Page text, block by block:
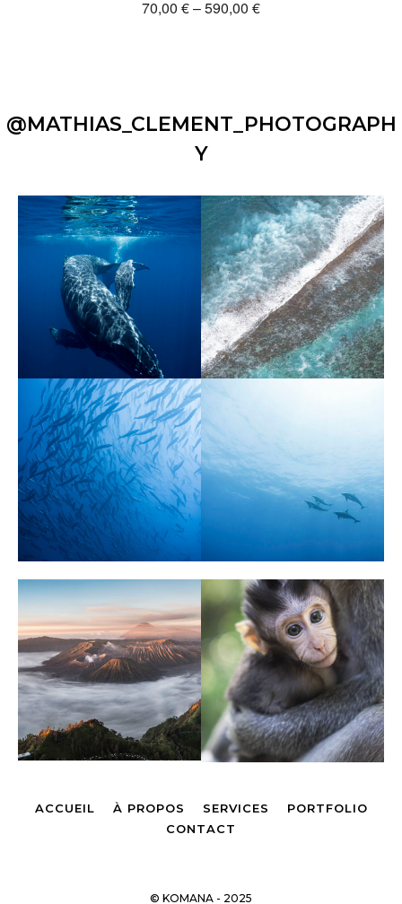
70,00 €–590,00 €
@MATHIAS_CLEMENT_PHOTOGRAPH
Y
ACCUEIL À PROPOS SERVICES
PORTFOLIO
CONTACT
© KOMANA - 2025